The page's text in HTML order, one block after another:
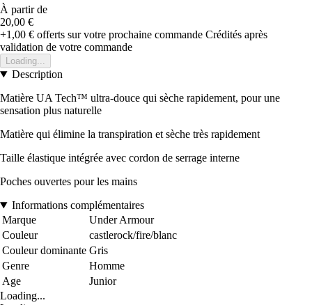
À partir de
20,00 €
+1,00 € offerts sur votre prochaine commande Crédités après
validation de votre commande
Loading...
Description
Matière UA Tech™ ultra-douce qui sèche rapidement, pour une
sensation plus naturelle
Matière qui élimine la transpiration et sèche très rapidement
Taille élastique intégrée avec cordon de serrage interne
Poches ouvertes pour les mains
Informations complémentaires
Marque
Under Armour
Couleur
castlerock/fire/blanc
Couleur dominante Gris
Genre
Homme
Age
Junior
Loading...